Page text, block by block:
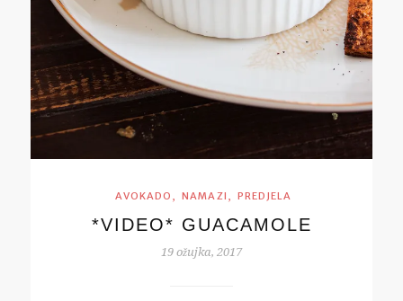
AVOKADO , NAMAZI , PREDJELA
*VIDEO* GUACAMOLE
19 ožujka, 2017